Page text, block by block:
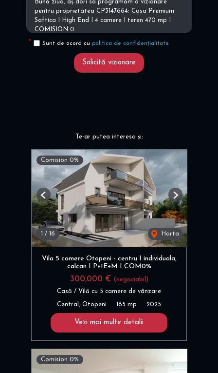
Sunt de acord cu politica de confidențialitate
Solicită vizionare
Te-ar putea interesa și:
Comision 0%
/ 16 Harta
Previous Next
Vila 5 camere Otopeni - centru I individuala,
calcan I P+1E+M I COM0%
300,000 € (negociabil)
Casă / Vilă cu 5 camere de vânzare
Central, Otopeni 165 mp 2025
Vezi mai multe detalii
Comision 0%